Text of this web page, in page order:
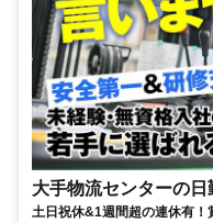
大手物流センターの
土日祝休&1週間超の連休有